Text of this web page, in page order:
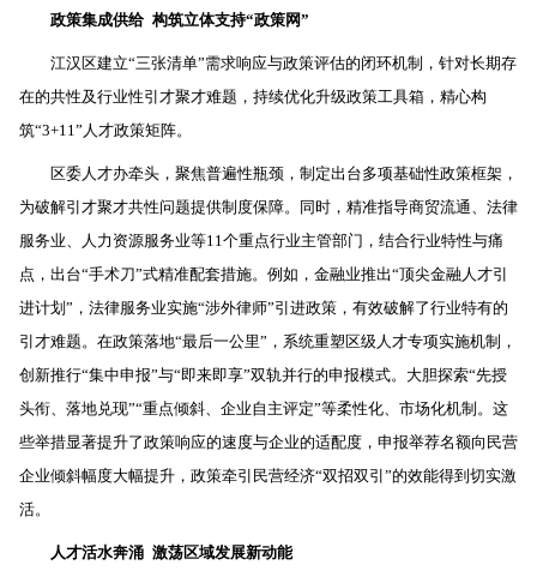
政策集成供给 构筑立体支持“政策网”
江汉区建立“三张清单”需求响应与政策评估的闭环机制，针对长期存
在的共性及行业性引才聚才难题，持续优化升级政策工具箱，精心构
筑“3+11”人才政策矩阵。
区委人才办牵头，聚焦普遍性瓶颈，制定出台多项基础性政策框架，
为破解引才聚才共性问题提供制度保障。同时，精准指导商贸流通、法律
服务业、人力资源服务业等11个重点行业主管部门，结合行业特性与痛
点，出台“手术刀”式精准配套措施。例如，金融业推出“顶尖金融人才引
进计划”，法律服务业实施“涉外律师”引进政策，有效破解了行业特有的
引才难题。在政策落地“最后一公里”，系统重塑区级人才专项实施机制，
创新推行“集中申报”与“即来即享”双轨并行的申报模式。大胆探索“先授
头衔、落地兑现”“重点倾斜、企业自主评定”等柔性化、市场化机制。这
些举措显著提升了政策响应的速度与企业的适配度，申报举荐名额向民营
企业倾斜幅度大幅提升，政策牵引民营经济“双招双引”的效能得到切实激
活。
人才活水奔涌 激荡区域发展新动能